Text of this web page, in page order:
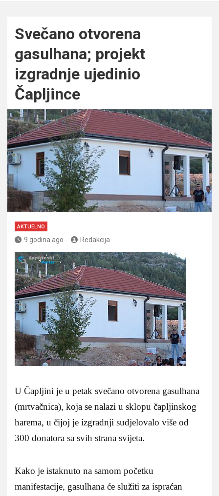
Svečano otvorena
gasulhana; projekt
izgradnje ujedinio
Čapljince
AKTUELNO
9 godina ago Redakcija
U Čapljini je u petak svečano otvorena gasulhana
(mrtvačnica), koja se nalazi u sklopu čapljinskog
harema, u čijoj je izgradnji sudjelovalo više od
300 donatora sa svih strana svijeta.
Kako je istaknuto na samom početku
manifestacije, gasulhana će služiti za ispraćan